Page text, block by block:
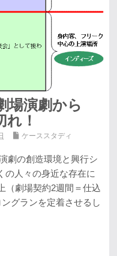
場演劇から
れ！
ケーススタディ
劇の創造環境と興行シ
の人々の身近な存在に
（劇場契約2週間＝仕込
グランを定着させるし